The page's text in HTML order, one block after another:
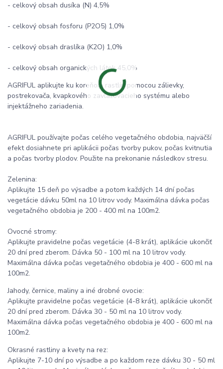
- celkový obsah dusíka (N) 4,5%
- celkový obsah fosforu (P2O5) 1,0%
- celkový obsah draslíka (K2O) 1,0%
- celkový obsah organických látok 45,0%
AGRIFUL aplikujte ku koreňom rastlín pomocou zálievky,
postrekovača, kvapkového zavlažovacieho systému alebo
injektážneho zariadenia.
AGRIFUL používajte počas celého vegetačného obdobia, najväčší
efekt dosiahnete pri aplikácii počas tvorby pukov, počas kvitnutia
a počas tvorby plodov. Použite na prekonanie následkov stresu.
Zelenina:
Aplikujte 15 deň po výsadbe a potom každých 14 dní počas
vegetácie dávku 50ml na 10 litrov vody. Maximálna dávka počas
vegetačného obdobia je 200 - 400 ml na 100m2.
Ovocné stromy:
Aplikujte pravidelne počas vegetácie (4-8 krát), aplikácie ukončiť
20 dní pred zberom. Dávka 50 - 100 ml na 10 litrov vody.
Maximálna dávka počas vegetačného obdobia je 400 - 600 ml na
100m2.
Jahody, černice, maliny a iné drobné ovocie:
Aplikujte pravidelne počas vegetácie (4-8 krát), aplikácie ukončiť
20 dní pred zberom. Dávka 30 - 50 ml na 10 litrov vody.
Maximálna dávka počas vegetačného obdobia je 400 - 600 ml na
100m2.
Okrasné rastliny a kvety na rez:
Aplikujte 7-10 dní po výsadbe a po každom reze dávku 30 - 50 ml